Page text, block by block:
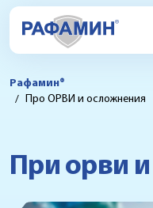
Рафамин®
Про ОРВИ и осложнения
При орви